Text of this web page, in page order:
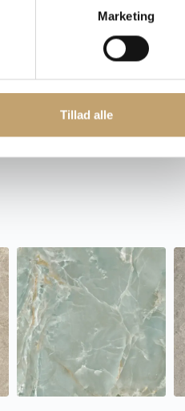
Marketing
Tillad alle